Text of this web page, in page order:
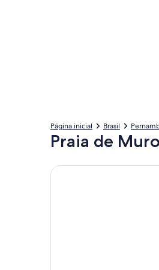
Página inicial Brasil
Praia de
Mais informações sobre